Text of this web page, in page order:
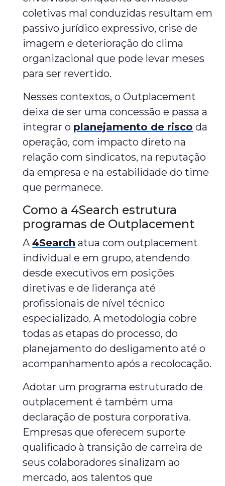
coletivas mal conduzidas resultam em
passivo jurídico expressivo, crise de
imagem e deterioração do clima
organizacional que pode levar meses
para ser revertido.
Nesses contextos, o Outplacement
deixa de ser uma concessão e passa a
integrar o planejamento de risco da
operação, com impacto direto na
relação com sindicatos, na reputação
da empresa e na estabilidade do time
que permanece.
Como a 4Search estrutura
programas de Outplacement
A4Search atua com outplacement
individual e em grupo, atendendo
desde executivos em posições
diretivas e de liderança até
profissionais de nível técnico
especializado. A metodologia cobre
todas as etapas do processo, do
planejamento do desligamento até o
acompanhamento após a recolocação.
Adotar um programa estruturado de
outplacement é também uma
declaração de postura corporativa.
Empresas que oferecem suporte
qualificado à transição de carreira de
seus colaboradores sinalizam ao
mercado, aos talentos que